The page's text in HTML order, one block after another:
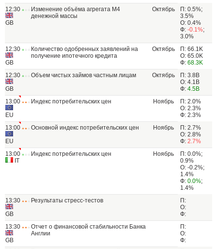
12:30
GB
Изменение объёма агрегата M4
денежной массы
Октябрь
П: 0.5%;
3.5%
О: 0.4%
Ф: -0.1%;
3.0%
12:30
GB
Количество одобренных заявлений на
получение ипотечного кредита
Октябрь
П: 66.1K
О: 65.0K
Ф: 68.3K
12:30
GB
Объем чистых займов частным лицам Октябрь
П: 3.8B
О: 4.1B
Ф: 4.5B
13:00
EU
Индекс потребительских цен Ноябрь
П: 2.0%
О: 2.3%
Ф: 2.3%
13:00
EU
Основной индекс потребительских цен Ноябрь
П: 2.7%
О: 2.8%
Ф: 2.7%
13:00
IT
Индекс потребительских цен Ноябрь
П: 0.0%;
0.9%
О: -0.2%;
1.4%
Ф: 0.0%;
1.4%
13:30
GB
Результаты стресс-тестов
П:
О:
Ф:
13:30
GB
Отчет о финансовой стабильности Банка
Англии
П:
О:
Ф: